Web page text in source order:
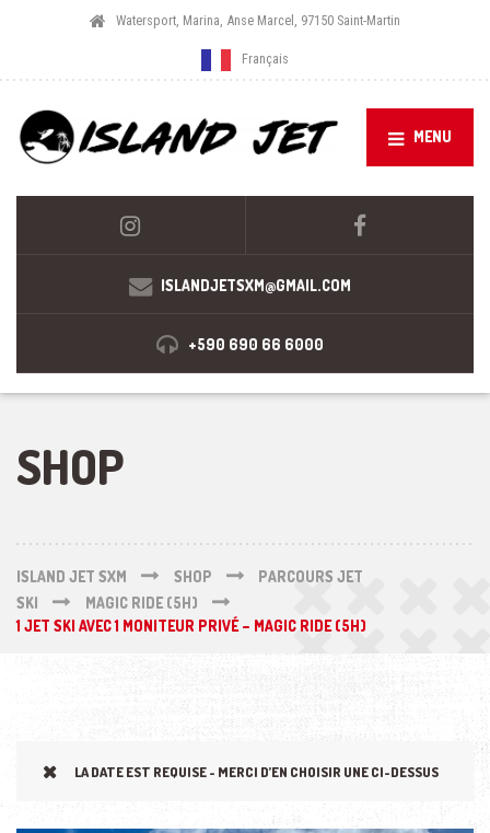
Watersport, Marina, Anse Marcel, 97150 Saint-Martin
Français
MENU
ISLANDJETSXM@GMAIL.COM
+590 690 66 6000
SHOP
ISLAND JET SXM SHOP
PARCOURS JET
SKI
MAGIC RIDE (5H)
1 JET SKI AVEC 1 MONITEUR PRIVÉ – MAGIC RIDE (5H)
LA DATE EST REQUISE - MERCI D’EN CHOISIR UNE CI-DESSUS